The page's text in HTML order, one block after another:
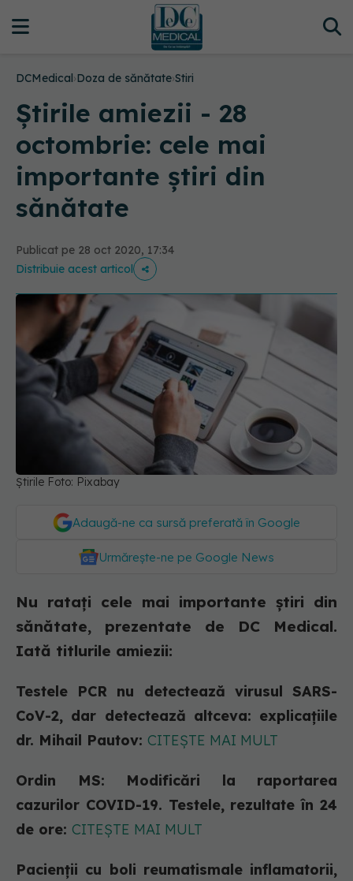
DCMedical›Doza de sănătate›Stiri
Știrile amiezii - 28
octombrie: cele mai
importante știri din
sănătate
Publicat pe 28 oct 2020, 17:34
Distribuie acest articol
Știrile Foto: Pixabay
Adaugă-ne ca sursă preferată în Google
Urmărește-ne pe Google News
Nu ratați cele mai importante știri din
sănătate, prezentate de DC Medical.
Iată titlurile amiezii:
Testele PCR nu detectează virusul SARS-
CoV-2, dar detectează altceva: explicațiile
dr. Mihail Pautov: CITEȘTE MAI MULT
Ordin MS: Modificări la raportarea
cazurilor COVID-19. Testele, rezultate în 24
de ore: CITEȘTE MAI MULT
Pacienții cu boli reumatismale inflamatorii,